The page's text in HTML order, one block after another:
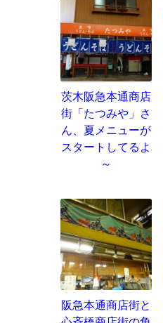
茨木阪急本通商店
街「たつみや」さ
ん、夏メニューが
スタートしてるよ
～
阪急本通商店街と